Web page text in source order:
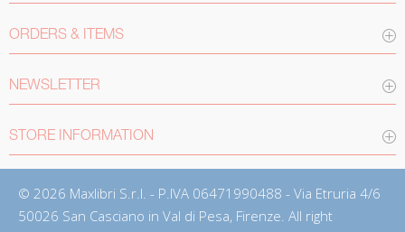
ORDERS & ITEMS
NEWSLETTER
STORE INFORMATION
© 2026 Maxlibri S.r.l. - P.IVA 06471990488 - Via Etruria 4/6
50026 San Casciano in Val di Pesa, Firenze. All right